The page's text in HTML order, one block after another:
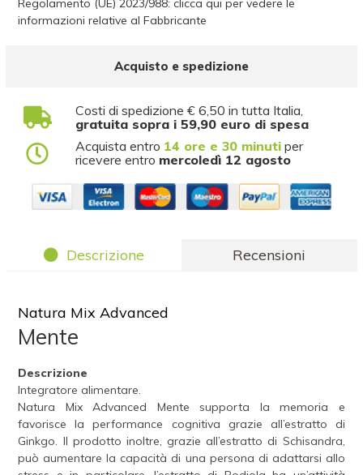
Regolamento (UE) 2023/988: clicca qui per vedere le
informazioni relative al Fabbricante
Acquisto e spedizione
Costi di spedizione € 6,50 in tutta Italia,
gratuita sopra i 59,90 euro di spesa
Acquista entro 14 ore e 30 minuti per
ricevere entro mercoledì 12 agosto
Descrizione Recensioni
Natura Mix Advanced
Mente
Descrizione
Integratore alimentare.
Natura Mix Advanced Mente supporta la memoria e
favorisce la performance cognitiva grazie all’estratto di
Ginkgo. Il prodotto inoltre, grazie all’estratto di Schisandra,
può aumentare la capacità di una persona di adattarsi allo